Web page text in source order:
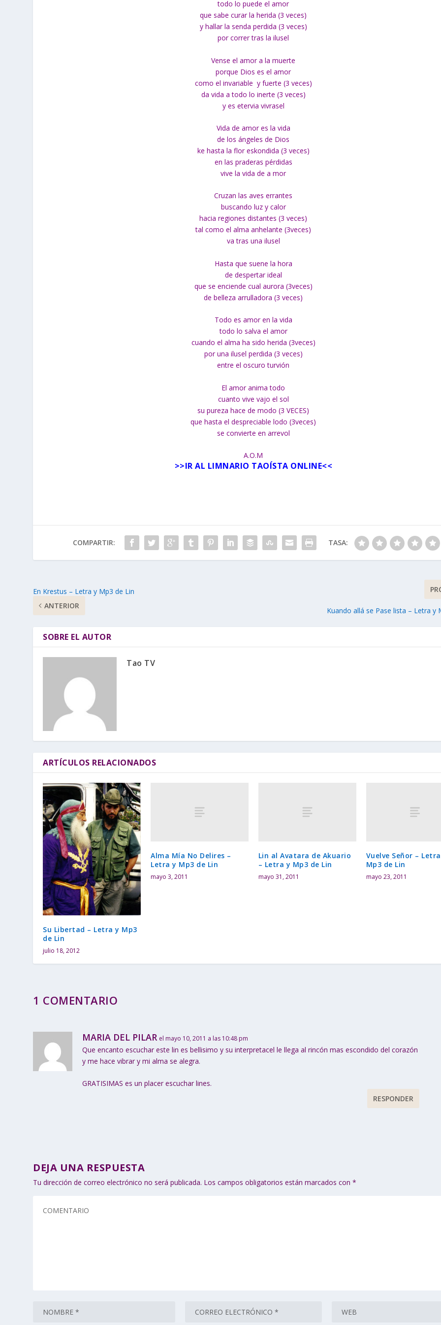
todo lo puede el amor
que sabe curar la herida (3 veces)
y hallar la senda perdida (3 veces)
por correr tras la ilusel
Vense el amor a la muerte
porque Dios es el amor
como el invariable y fuerte (3 veces)
da vida a todo lo inerte (3 veces)
y es etervia vivrasel
Vida de amor es la vida
de los ángeles de Dios
ke hasta la flor eskondida (3 veces)
en las praderas pérdidas
vive la vida de a mor
Cruzan las aves errantes
buscando luz y calor
hacia regiones distantes (3 veces)
tal como el alma anhelante (3veces)
va tras una ilusel
Hasta que suene la hora
de despertar ideal
que se enciende cual aurora (3veces)
de belleza arrulladora (3 veces)
Todo es amor en la vida
todo lo salva el amor
cuando el alma ha sido herida (3veces)
por una ilusel perdida (3 veces)
entre el oscuro turvión
El amor anima todo
cuanto vive vajo el sol
su pureza hace de modo (3 VECES)
que hasta el despreciable lodo (3veces)
se convierte en arrevol
A.O.M
>>IR AL LIMNARIO TAOÍSTA ONLINE<<
COMPARTIR: TASA:
En Krestus – Letra y Mp3 de Lin
ANTERIOR
Kuando allá se Pase lista – Letra y
SOBRE EL AUTOR
Tao TV
ARTÍCULOS RELACIONADOS
Su Libertad – Letra y Mp3
de Lin
julio 18, 2012
Alma Mía No Delires –
Letra y Mp3 de Lin
mayo 3, 2011
Lin al Avatara de Akuario
– Letra y Mp3 de Lin
mayo 31, 2011
Vuelve Señor –
Mp3 de Lin
mayo 23, 2011
1 COMENTARIO
MARIA DEL PILAR el mayo 10, 2011 a las 10:48 pm
Que encanto escuchar este lin es bellisimo y su interpretacel le llega al rincón mas escondido del corazón
y me hace vibrar y mi alma se alegra.
GRATISIMAS es un placer escuchar lines.
RESPONDER
DEJA UNA RESPUESTA
Tu dirección de correo electrónico no será publicada. Los campos obligatorios están marcados con*